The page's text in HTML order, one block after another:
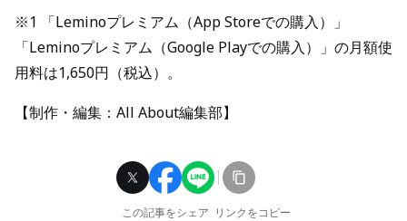
※1 「Leminoプレミアム（App Storeでの購入）」
「Leminoプレミアム（Google Playでの購入）」の月額使
用料は1,650円（税込）。
【制作・編集：All About編集部】
この記事をシェア リンクをコピー